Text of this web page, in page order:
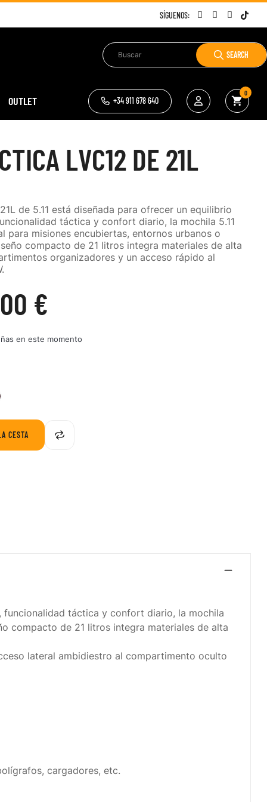
SÍGUENOS:
SEARCH
OUTLET +34 911 678 640 shopping_cart
0
LVC12 DE 21L
de 5.11 está diseñada para ofrecer un equilibrio
táctica y confort diario, la mochila 5.11
para misiones encubiertas, entornos urbanos o
compacto de 21 litros integra materiales de alta
organizadores y un acceso rápido al
€
en este momento
563-
CESTA
funcionalidad táctica y confort diario, la mochila
compacto de 21 litros integra materiales de alta
lateral ambidiestro al compartimento oculto
cargadores, etc.